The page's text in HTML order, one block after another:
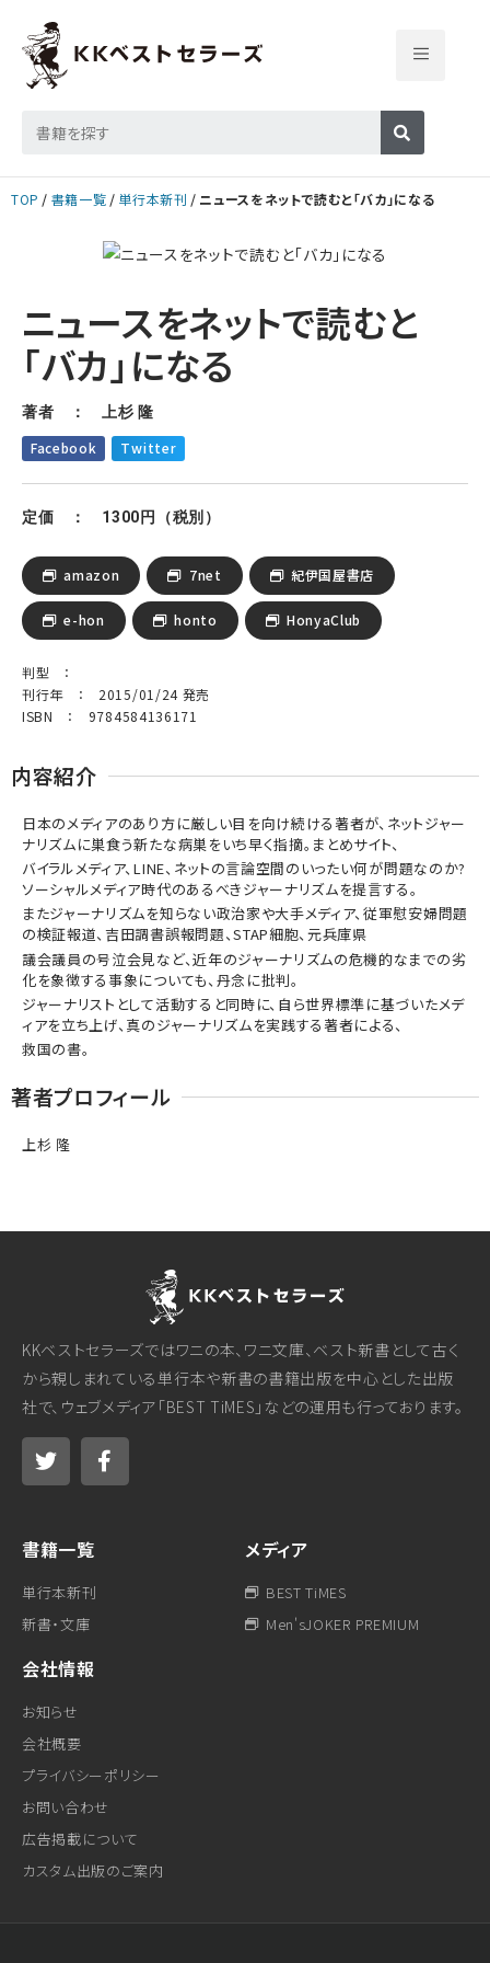
TOP 書籍一覧 単行本新刊 ニュースをネットで読むと「バカ」になる
ニュースをネットで読むと
「バカ」になる
著者 ： 上杉 隆
Facebook Twitter
定価 ： 1300円（税別）
amazon 7net 紀伊国屋書店
e-hon honto HonyaClub
判型 ：
刊行年 ： 2015/01/24 発売
ISBN ： 9784584136171
内容紹介
日本のメディアのあり方に厳しい目を向け続ける著者が、ネットジャー
ナリズムに巣食う新たな病巣をいち早く指摘。まとめサイト、
バイラルメディア、LINE、ネットの言論空間のいったい何が問題なのか?
ソーシャルメディア時代のあるべきジャーナリズムを提言する。
またジャーナリズムを知らない政治家や大手メディア、従軍慰安婦問題
の検証報道、吉田調書誤報問題、STAP細胞、元兵庫県
議会議員の号泣会見など、近年のジャーナリズムの危機的なまでの劣
化を象徴する事象についても、丹念に批判。
ジャーナリストとして活動すると同時に、自ら世界標準に基づいたメデ
ィアを立ち上げ、真のジャーナリズムを実践する著者による、
救国の書。
著者プロフィール
上杉 隆
KKベストセラーズではワニの本、ワニ文庫、ベスト新書として古く
から親しまれている単行本や新書の書籍出版を中心とした出版
社で、ウェブメディア「BEST TiMES」などの運用も行っております。
書籍一覧
単行本新刊
新書・文庫
メディア
BEST TiMES
Men'sJOKER PREMIUM
会社情報
お知らせ
会社概要
プライバシーポリシー
お問い合わせ
広告掲載について
カスタム出版のご案内